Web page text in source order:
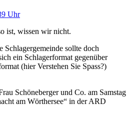
Uhr
ist, wissen wir nicht.
Schlagergemeinde sollte doch
ein Schlagerformat gegenüber
(hier Verstehen Sie Spass?)
Schöneberger und Co. am Samstag
am Wörthersee“ in der ARD